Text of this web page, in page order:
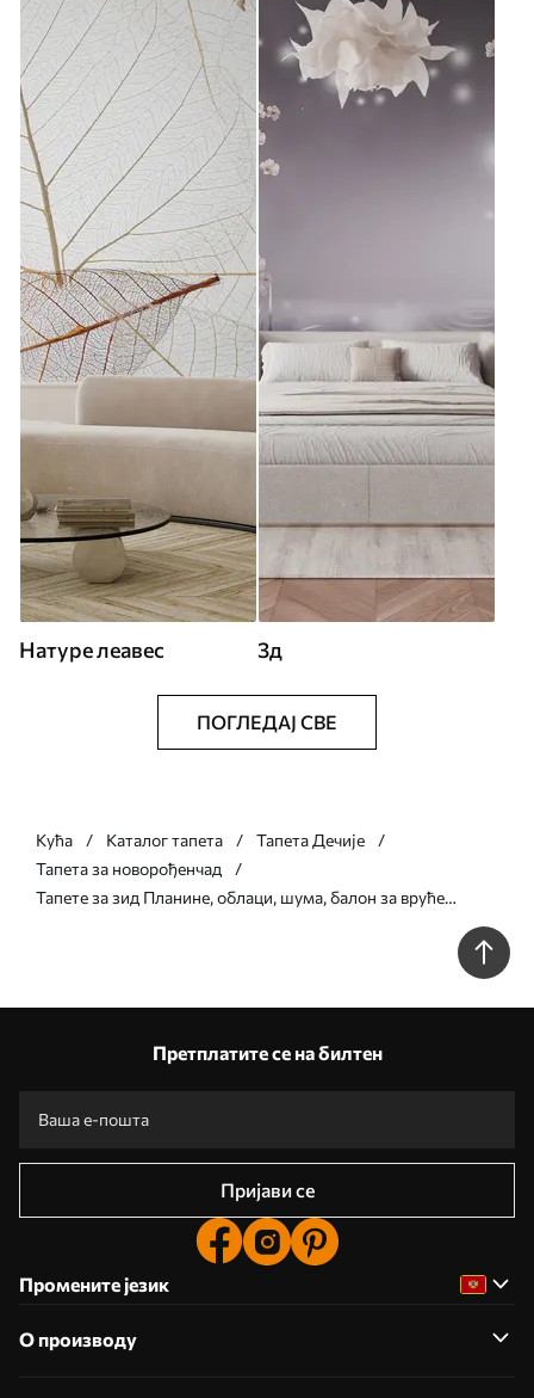
Натуре леавес 3д
ПОГЛЕДАЈ СВЕ
Кућа Каталог тапета
Тапета Дечије
Тапета за новорођенчад
Тапете за зид Планине, облаци, шума, балон за вруће
Претплатите се на билтен
Пријави се
Промените језик
О производу